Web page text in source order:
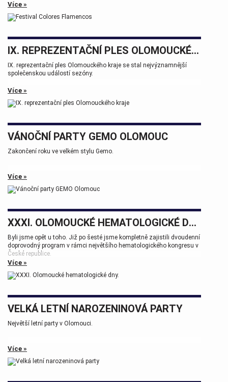
Více »
IX. REPREZENTAČNÍ PLES OLOMOUCKÉHO KRAJE
IX. reprezentační ples Olomouckého kraje se stal nejvýznamnější
společenskou událostí sezóny.
Více »
VÁNOČNÍ PARTY GEMO OLOMOUC
Zakončení roku ve velkém stylu Gemo.
Více »
XXXI. OLOMOUCKÉ HEMATOLOGICKÉ DNY.
Byli jsme opět u toho. Již po šesté jsme kompletně zajistili dvoudenní
doprovodný program v rámci největšího hematologického kongresu v
České republice.
Tak zase za rok na viděnou přátelé.
Více »
VELKÁ LETNÍ NAROZENINOVÁ PARTY
Největší letní party v Olomouci.
Více »